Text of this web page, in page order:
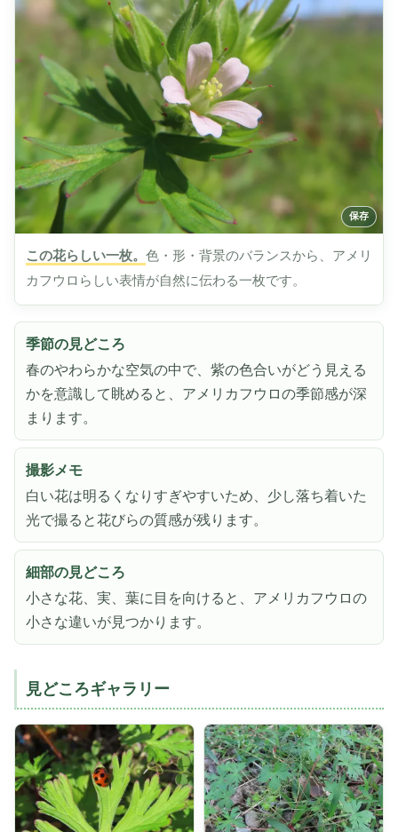
この花らしい一枚。 色・形・背景のバランスから、アメリ
カフウロらしい表情が自然に伝わる一枚です。
季節の見どころ
春のやわらかな空気の中で、紫の色合いがどう見える
かを意識して眺めると、アメリカフウロの季節感が深
まります。
撮影メモ
白い花は明るくなりすぎやすいため、少し落ち着いた
光で撮ると花びらの質感が残ります。
細部の見どころ
小さな花、実、葉に目を向けると、アメリカフウロの
小さな違いが見つかります。
見どころギャラリー